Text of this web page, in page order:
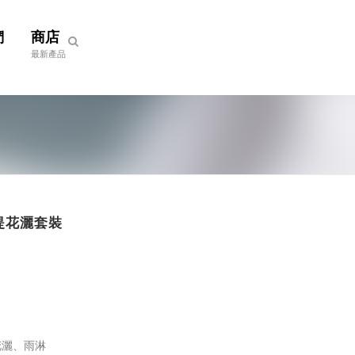
商店
最新產品
花灑套裝
、雨淋